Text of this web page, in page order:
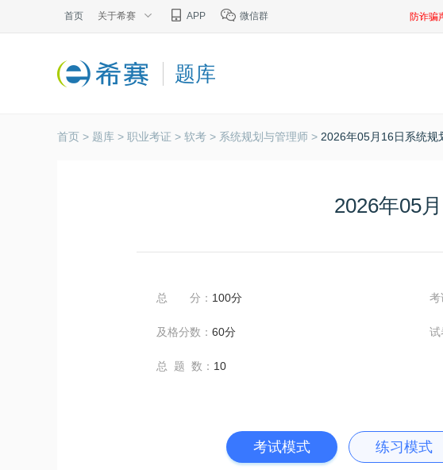
首页 关于希赛 APP 微信群 防诈骗
题库
首页 > 题库 > 职业考证 > 软考 > 系统规划与管理师 > 2026年05月16日系统规
2026年05
总 分： 100分
及格分数： 60分
总 题 数： 10
考
试
考试模式 练习模式